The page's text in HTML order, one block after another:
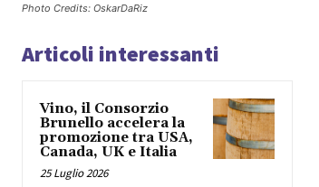
Photo Credits: OskarDaRiz
Articoli interessanti
Vino, il Consorzio
Brunello accelera la
promozione tra USA,
Canada, UK e Italia
25 Luglio 2026